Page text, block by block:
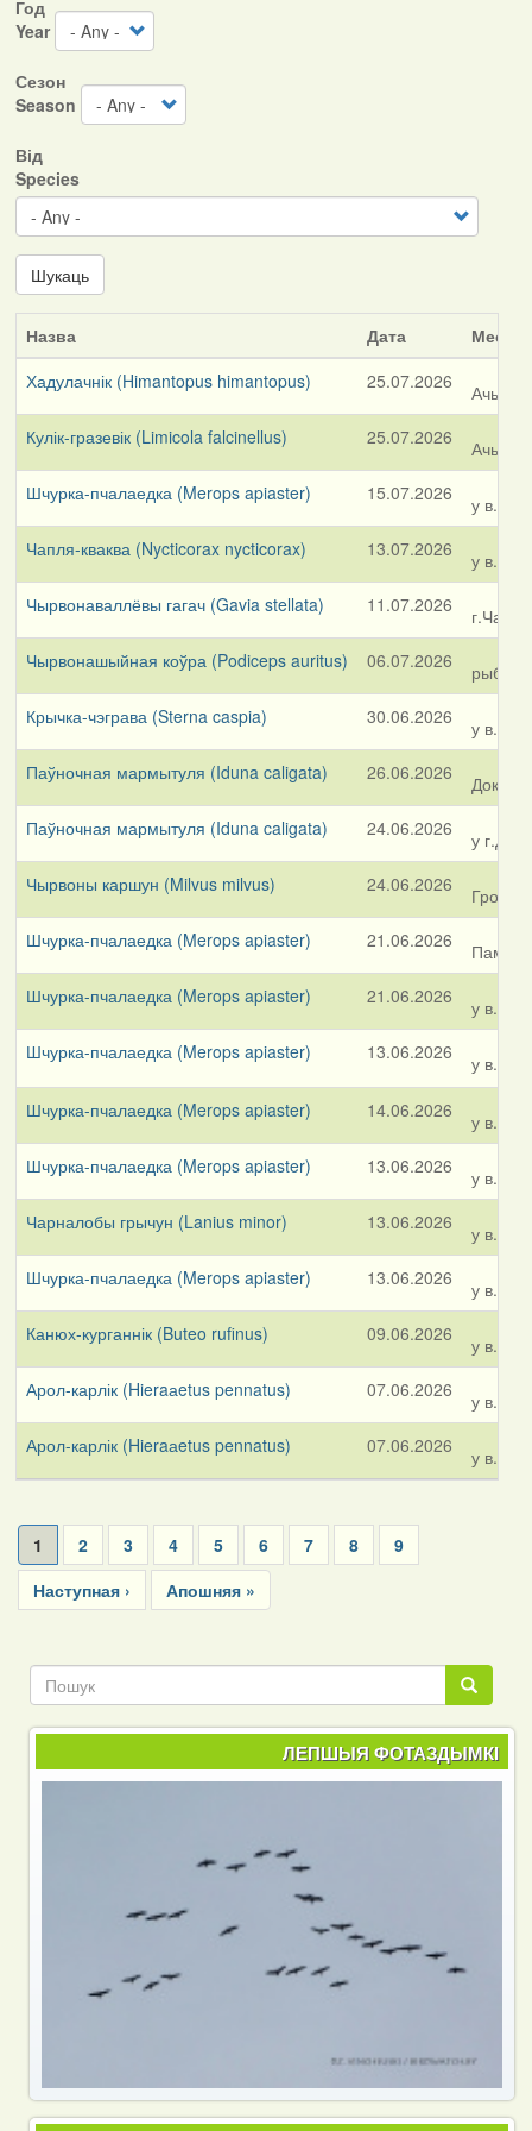
Год
Year
Сезон
Season
Від
Species
Шукаць
Назва Дата
Месца
Хадулачнік (Himantopus himantopus)
25.07.2026
Кулік-гразевік (Limicola falcinellus)
25.07.2026
Шчурка-пчалаедка (Merops apiaster)
15.07.2026
у в.
Чапля-кваква (Nycticorax nycticorax)
13.07.2026
у
Чырвонаваллёвы гагач (Gavia stellata)
11.07.2026
Чырвонашыйная коўра (Podiceps auritus)
06.07.2026
Крычка-чэграва (Sterna caspia)
30.06.2026
у
Паўночная мармытуля (Iduna caligata)
26.06.2026
Паўночная мармытуля (Iduna caligata)
24.06.2026
у
Чырвоны каршун (Milvus milvus)
24.06.2026
Шчурка-пчалаедка (Merops apiaster)
21.06.2026
Паміж
Шчурка-пчалаедка (Merops apiaster)
21.06.2026
у
Шчурка-пчалаедка (Merops apiaster)
13.06.2026
у
Шчурка-пчалаедка (Merops apiaster)
14.06.2026
у
Шчурка-пчалаедка (Merops apiaster)
13.06.2026
у
Чарналобы грычун (Lanius minor)
13.06.2026
у
Шчурка-пчалаедка (Merops apiaster)
13.06.2026
у
Канюх-курганнік (Buteo rufinus)
09.06.2026
у
Арол-карлік (Hieraаetus pennatus)
07.06.2026
у
Арол-карлік (Hieraаetus pennatus)
07.06.2026 у
Pagination
Current
page
1 Page
2 Page
3 Page
4 Page
5 Page
6 Page
7 Page
8 Page
9
Next
page
Наступная ›
Last
page
Апошняя »
Пошук
Пошук
ЛЕПШЫЯ ФОТАЗДЫМКІ